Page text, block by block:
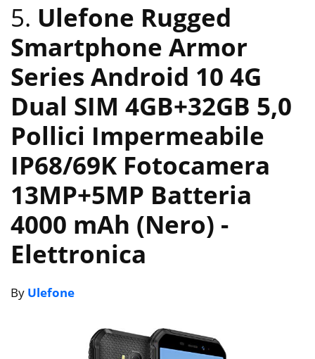
5. Ulefone Rugged
Smartphone Armor
Series Android 10 4G
Dual SIM 4GB+32GB 5,0
Pollici Impermeabile
IP68/69K Fotocamera
13MP+5MP Batteria
4000 mAh (Nero) -
Elettronica
By Ulefone